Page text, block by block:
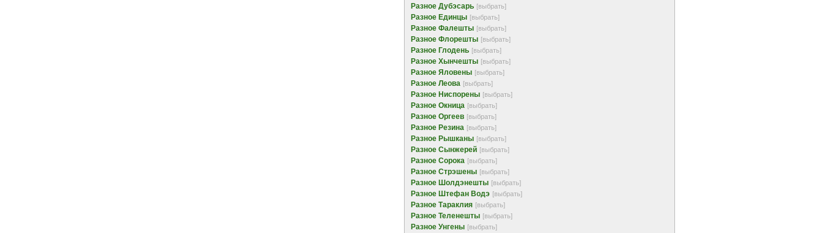
Разное Дубэсарь [выбрать]
Разное Единцы [выбрать]
Разное Фалешты [выбрать]
Разное Флорешты [выбрать]
Разное Глодень [выбрать]
Разное Хынчешты [выбрать]
Разное Яловены [выбрать]
Разное Леова [выбрать]
Разное Ниспорены [выбрать]
Разное Окница [выбрать]
Разное Оргеев [выбрать]
Разное Резина [выбрать]
Разное Рышканы [выбрать]
Разное Сынжерей [выбрать]
Разное Сорока [выбрать]
Разное Стрэшены [выбрать]
Разное Шолдэнешты [выбрать]
Разное Штефан Водэ [выбрать]
Разное Тараклия [выбрать]
Разное Теленешты [выбрать]
Разное Унгены [выбрать]